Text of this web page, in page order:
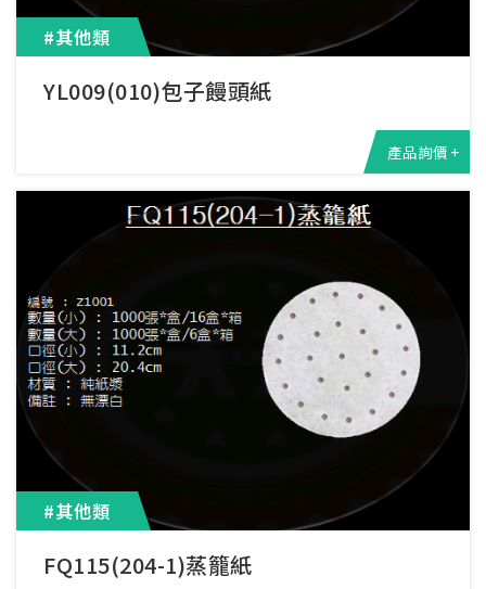
#其他類
YL009(010)包子饅頭紙
產品詢價 +
#其他類
FQ115(204-1)蒸籠紙